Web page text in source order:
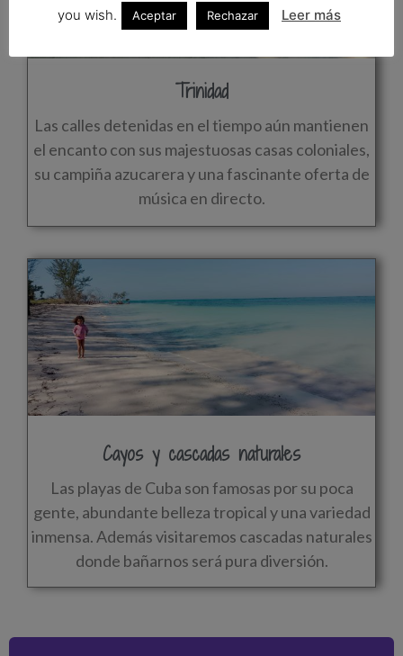
Trinidad
Las calles detenidas en el tiempo aún mantienen
el encanto con sus majestuosas casas coloniales,
su campiña azucarera y una fascinante oferta de
música en directo.
Cayos y cascadas naturales
Las playas de Cuba son famosas por su poca
gente, abundante belleza tropical y una variedad
inmensa. Además visitaremos cascadas naturales
donde bañarnos será pura diversión.
you wish. Aceptar Rechazar Leer más